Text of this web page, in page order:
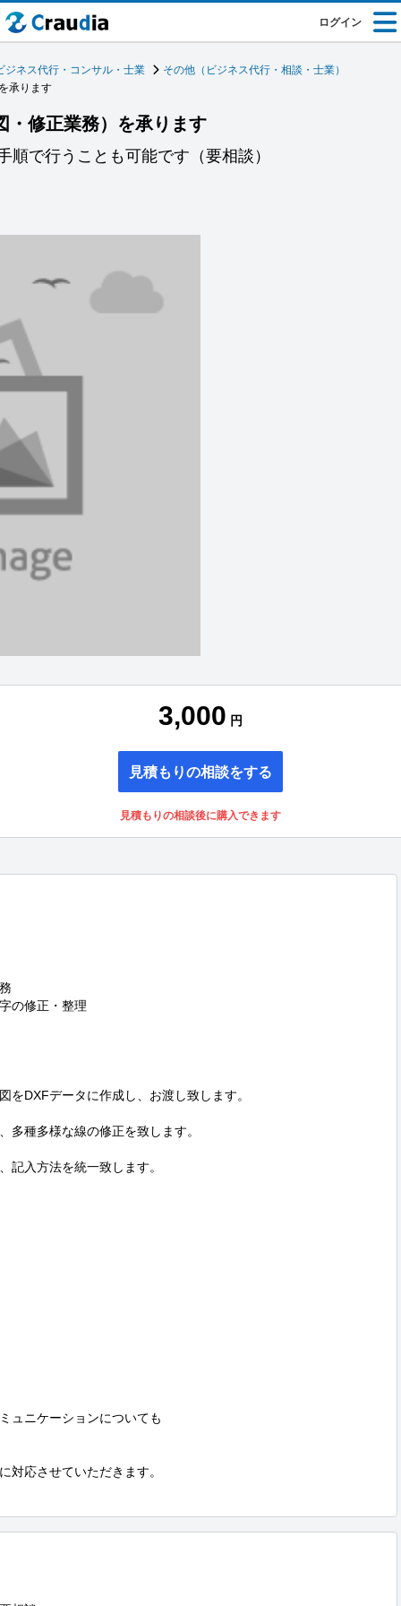
ログイン
ジネス代行・コンサル・士業
その他（ビジネス代行・相談・士業）
承ります
・修正業務）を承ります
順で行うことも可能です（要相談）
3,000 円
見積もりの相談をする
見積もりの相談後に購入できます
の修正・整理
DXFデータに作成し、お渡し致します。
種多様な線の修正を致します。
入方法を統一致します。
ニケーションについても
応させていただきます。